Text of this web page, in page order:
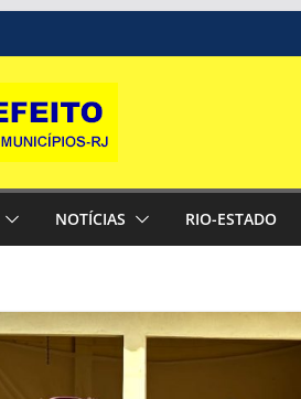
NOTÍCIAS RIO-ESTADO